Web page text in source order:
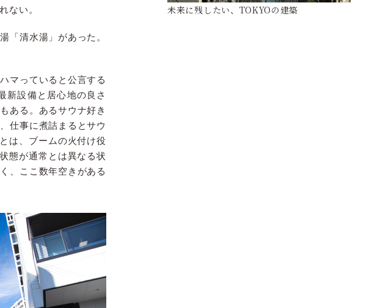
ない。
「清水湯」があった。
マっていると公言する
新設備と居心地の良さ
ある。あるサウナ好き
仕事に煮詰まるとサウ
は、ブームの火付け役
態が通常とは異なる状
、ここ数年空きがある
未来に残したい、TOKYOの建築